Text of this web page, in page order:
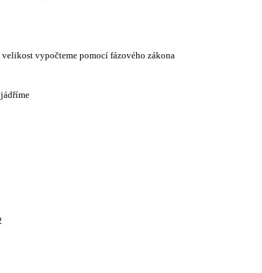
vypočteme pomocí fázového zákona